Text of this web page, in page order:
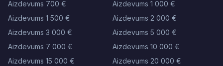
Aizdevums 700 €
Aizdevums 1 000 €
Aizdevums 1 500 €
Aizdevums 2 000 €
Aizdevums 3 000 €
Aizdevums 5 000 €
Aizdevums 7 000 €
Aizdevums 10 000 €
Aizdevums 15 000 €
Aizdevums 20 000 €